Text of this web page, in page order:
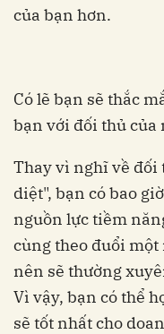
của bạn hơn.
Có lẽ bạn sẽ thắc
bạn với đối thủ của
Thay vì nghĩ về đối
diệt", bạn có bao
nguồn lực tiềm
cùng theo đuổi
nên sẽ thường
Vì vậy, bạn có thể
sẽ tốt nhất cho